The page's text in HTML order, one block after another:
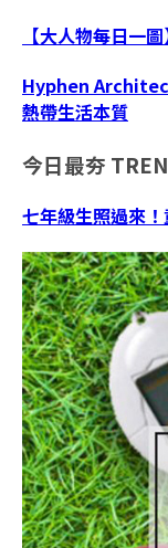
【大人物每日一
Hyphen
熱帶生活本質
今日最夯
七年級生照過來